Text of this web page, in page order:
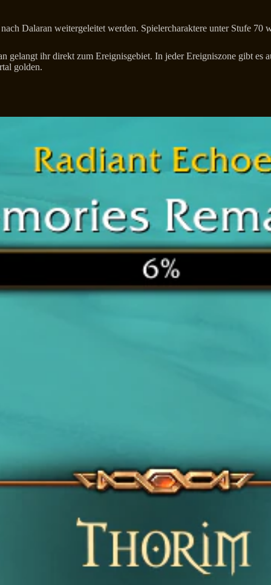
Dalaran weitergeleitet werden. Spielercharaktere unter Stufe 70
ihr direkt zum Ereignisgebiet. In jeder Ereigniszone gibt
golden.